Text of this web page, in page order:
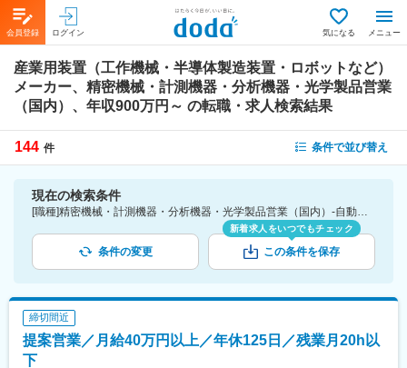
会員登録 ログイン 気になる メニュー
産業用装置（工作機械・半導体製造装置・ロボットなど）
メーカー、精密機械・計測機器・分析機器・光学製品営業
（国内）、年収900万円～ の転職・求人検索結果
144 件 条件で並び替え
現在の検索条件
[職種]精密機械・計測機器・分析機器・光学製品営業（国内）-自動車・装置・機械製品営業 [業種]産業用装置（工作機械・半導体製造装置・ロボットなど）メーカー-メーカー（機械・電気）業界 [年収]900万円～
条件の変更
新着求人をいつでもチェック
この条件を保存
締切間近
提案営業／月給40万円以上／年休125日／残業月20h以
下